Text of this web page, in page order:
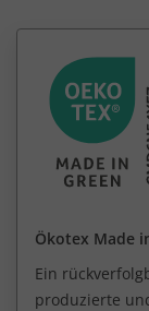
Ökotex Made
Ein
produzierte